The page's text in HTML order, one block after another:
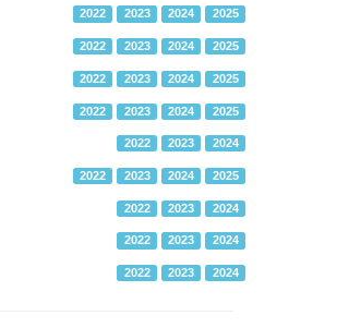
2022 2023 2024 2025
2022 2023 2024 2025
2022 2023 2024 2025
2022 2023 2024 2025
2022 2023 2024
2022 2023 2024 2025
2022 2023 2024
2022 2023 2024
2022 2023 2024